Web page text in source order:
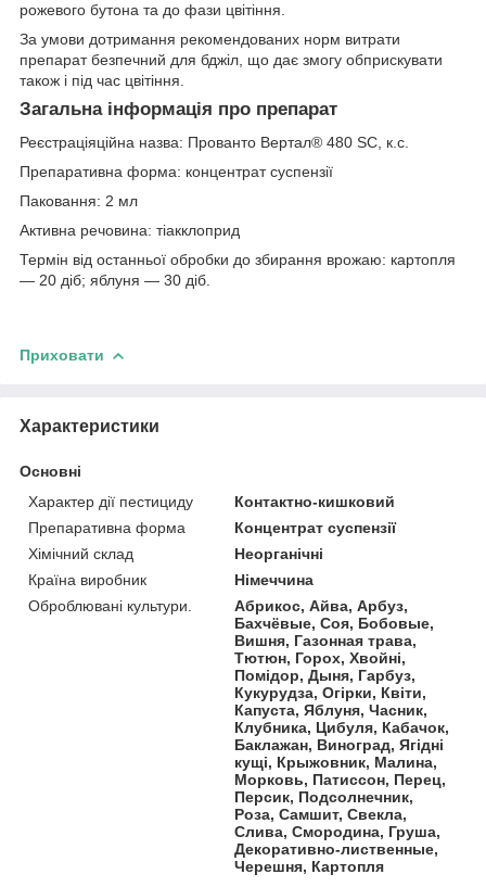
рожевого бутона та до фази цвітіння.
За умови дотримання рекомендованих норм витрати
препарат безпечний для бджіл, що дає змогу обприскувати
також і під час цвітіння.
Загальна інформація про препарат
Реєстраціяційна назва: Прованто Вертал® 480 SC, к.с.
Препаративна форма: концентрат суспензії
Паковання: 2 мл
Активна речовина: тіакклоприд
Термін від останньої обробки до збирання врожаю: картопля
— 20 діб; яблуня — 30 діб.
Приховати
Характеристики
Основні
Характер дії пестициду
Контактно-кишковий
Препаративна форма
Концентрат суспензії
Хімічний склад
Неорганічні
Країна виробник
Німеччина
Оброблювані культури.
Абрикос, Айва, Арбуз,
Бахчёвые, Соя, Бобовые,
Вишня, Газонная трава,
Тютюн, Горох, Хвойні,
Помідор, Дыня, Гарбуз,
Кукурудза, Огірки, Квіти,
Капуста, Яблуня, Часник,
Клубника, Цибуля, Кабачок,
Баклажан, Виноград, Ягідні
кущі, Крыжовник, Малина,
Морковь, Патиссон, Перец,
Персик, Подсолнечник,
Роза, Самшит, Свекла,
Слива, Смородина, Груша,
Декоративно-лиственные,
Черешня, Картопля